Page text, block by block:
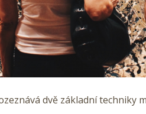
dvě základní techniky